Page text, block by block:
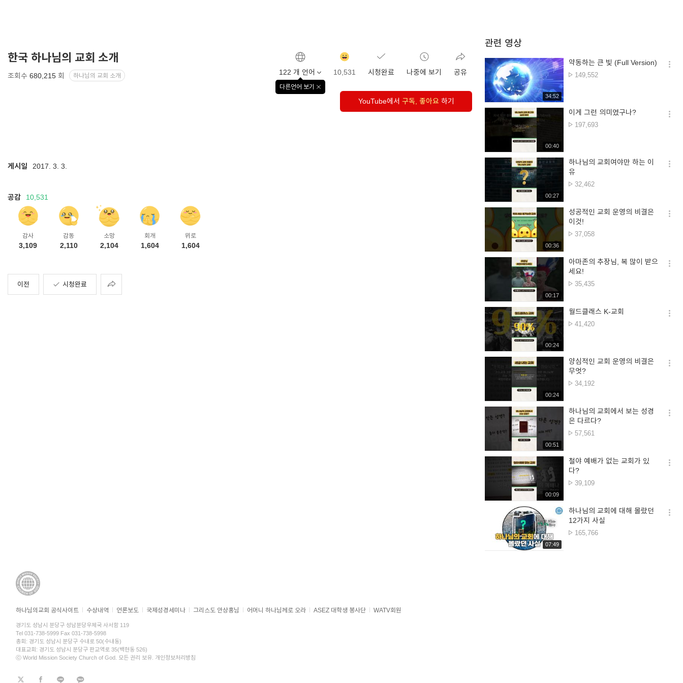
한국 하나님의 교회 소개
조회수 680,215 회 하나님의 교회 소개 122 개 언어
다른언어 보기
창
10,531 시청완료 나중에 보기 공유
YouTube에서 구독, 좋아요하기
게시일 2017. 3. 3.
공감 10,531
감사
3,109
감동
2,110
소망
2,104
회개
1,604
위로
1,604
이전 시청완료 공유
관련 영상
재생시간
34:52
약동하는 큰 빛 (Full Version)
조회수
149,552
옵션
재생시간
00:40
이게 그런 의미였구나?
조회수
197,693
옵션
재생시간
00:27
하나님의 교회여야만 하는 이
유
조회수
32,462
옵션
재생시간
00:36
성공적인 교회 운영의 비결은
이것!
조회수
37,058
옵션
재생시간
00:17
아마존의 추장님, 복 많이 받으
세요!
조회수
35,435
옵션
재생시간
00:24
월드클래스 K-교회
조회수
41,420
옵션
재생시간
00:24
양심적인 교회 운영의 비결은
무엇?
조회수
34,192
옵션
재생시간
00:51
하나님의 교회에서 보는 성경
은 다르다?
조회수
57,561
옵션
재생시간
00:09
철야 예배가 없는 교회가 있
다?
조회수
39,109
옵션
재생시간
07:49
하나님의 교회에 대해 몰랐던
12가지 사실
조회수
165,766
옵션
하나님의교회 공식사이트 수상내역 언론보도 국제성경세미나 그리스도 안상홍님 어머니 하나님께로 오라 ASEZ 대학생 봉사단 WATV회원
경기도 성남시 분당구 성남분당우체국 사서함 119
Tel 031-738-5999 Fax 031-738-5998
총회: 경기도 성남시 분당구 수내로 50(수내동)
대표교회: 경기도 성남시 분당구 판교역로 35(백현동 526)
ⓒ World Mission Society Church of God. 모든 권리 보유. 개인정보처리방침
트위터 페이스북라인 KaKao